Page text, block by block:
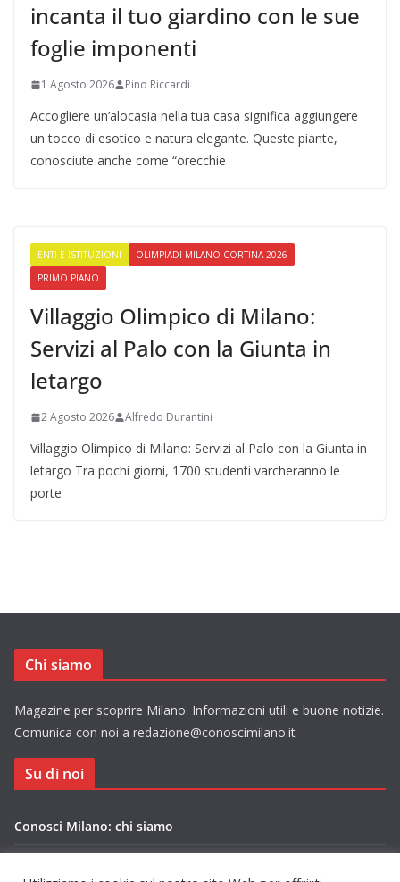
incanta il tuo giardino con le sue
foglie imponenti
1 Agosto 2026 Pino Riccardi
Accogliere un’alocasia nella tua casa significa aggiungere
un tocco di esotico e natura elegante. Queste piante,
conosciute anche come “orecchie
ENTI E ISTITUZIONI
OLIMPIADI MILANO CORTINA 2026
PRIMO PIANO
Villaggio Olimpico di Milano:
Servizi al Palo con la Giunta in
letargo
2 Agosto 2026 Alfredo Durantini
Villaggio Olimpico di Milano: Servizi al Palo con la Giunta in
letargo Tra pochi giorni, 1700 studenti varcheranno le
porte
Chi siamo
Magazine per scoprire Milano. Informazioni utili e buone notizie.
Comunica con noi a redazione@conoscimilano.it
Su di noi
Conosci Milano: chi siamo